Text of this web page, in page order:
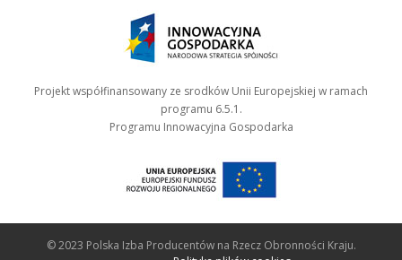
Projekt współfinansowany ze srodków Unii Europejskiej w ramach
programu 6.5.1.
Programu Innowacyjna Gospodarka
© 2023 Polska Izba Producentów na Rzecz Obronności Kraju.